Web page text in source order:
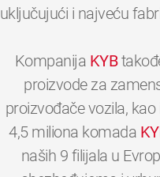
uključujući i najveću
Kompanija KYB
proizvode za
proizvođače vozila,
4,5 miliona komada
naših 9 filijala u0